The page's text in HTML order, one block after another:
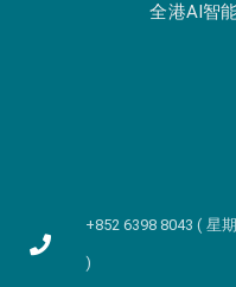
全港AI智
+852 6398 8043 ( 星
)